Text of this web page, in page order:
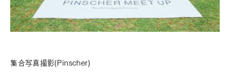
集合写真撮影(Pinscher)